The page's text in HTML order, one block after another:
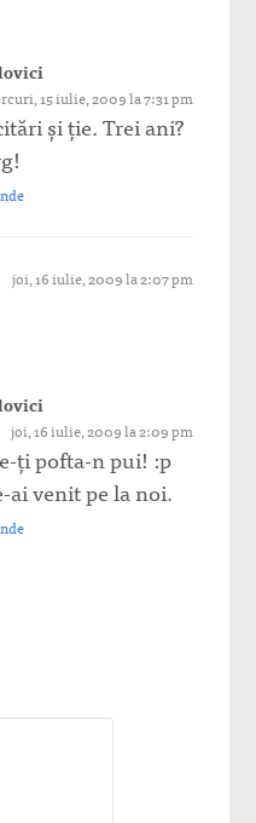
15 iulie, 2009 la 7:31 pm
şi ţie. Trei ani?
joi, 16 iulie, 2009 la 2:07 pm
joi, 16 iulie, 2009 la 2:09 pm
ţi pofta-n pui! :p
ai venit pe la noi.